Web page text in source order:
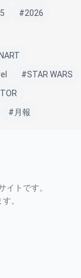
#2026
#STAR WARS
#月報
イトです。
。